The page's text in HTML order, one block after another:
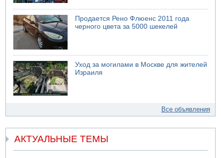
Продается Рено Флюенс 2011 года
черного цвета за 5000 шекелей
Уход за могилами в Москве для жителей
Израиля
Все объявления
АКТУАЛЬНЫЕ ТЕМЫ